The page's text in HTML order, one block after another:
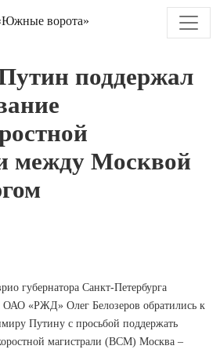
ворота»
поддержал
между Москвой
губернатора Санкт-Петербурга
ОАО «РЖД» Олег Белозеров обратились к
Путину с просьбой поддержать
магистрали (ВСМ) Москва –